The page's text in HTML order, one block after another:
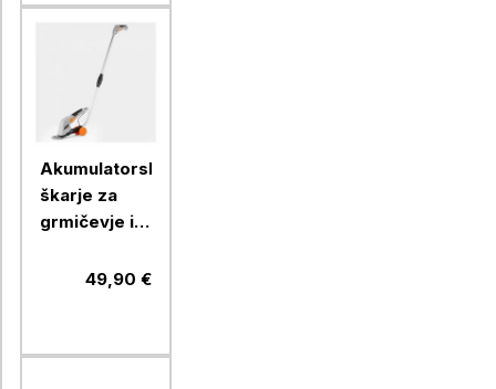
Akumulatorske
škarje za
grmičevje in
VonHaus, 7.2
49,90 €